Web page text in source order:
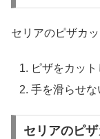
セリアのピザカ
ピザをカッ
手を滑らせ
セリアのピ